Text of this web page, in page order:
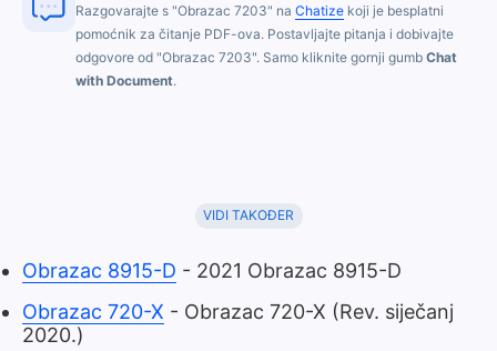
Razgovarajte s "Obrazac 7203" na Chatize koji je besplatni
pomoćnik za čitanje PDF-ova. Postavljajte pitanja i dobivajte
odgovore od "Obrazac 7203". Samo kliknite gornji gumb Chat
with Document.
VIDI TAKOĐER
Obrazac 8915-D - 2021 Obrazac 8915-D
Obrazac 720-X - Obrazac 720-X (Rev. siječanj
2020.)